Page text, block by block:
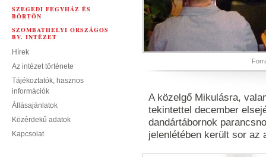
SZEGEDI FEGYHÁZ ÉS
BÖRTÖN
SZOMBATHELYI ORSZÁGOS
BV. INTÉZET
Hírek
Az intézet története
Tájékoztatók, hasznos
információk
Állásajánlatok
Közérdekű adatok
Kapcsolat
A közelgő Mikulásra,
tekintettel december
dandártábornok
jelenlétében került sor az